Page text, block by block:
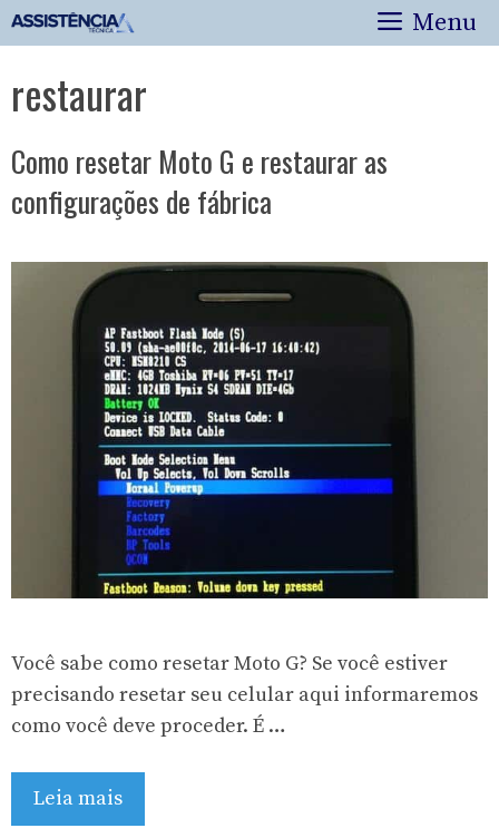
Pular
para
conteúdo
Menu
restaurar
Como resetar Moto G e restaurar as
configurações de fábrica
Você sabe como resetar Moto G? Se você estiver
precisando resetar seu celular aqui informaremos
como você deve proceder. É …
Leia mais